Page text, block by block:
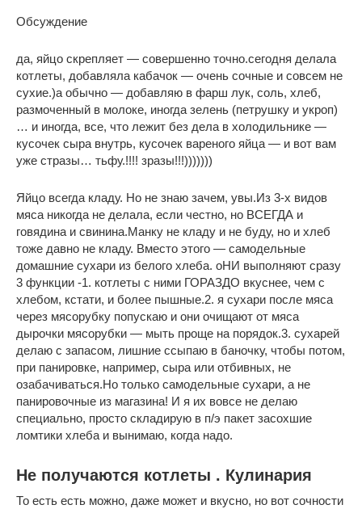
Обсуждение
да, яйцо скрепляет — совершенно точно.сегодня делала
котлеты, добавляла кабачок — очень сочные и совсем не
сухие.)а обычно — добавляю в фарш лук, соль, хлеб,
размоченный в молоке, иногда зелень (петрушку и укроп)
… и иногда, все, что лежит без дела в холодильнике —
кусочек сыра внутрь, кусочек вареного яйца — и вот вам
уже стразы… тьфу.!!!! зразы!!!)))))))
Яйцо всегда кладу. Но не знаю зачем, увы.Из 3-х видов
мяса никогда не делала, если честно, но ВСЕГДА и
говядина и свинина.Манку не кладу и не буду, но и хлеб
тоже давно не кладу. Вместо этого — самодельные
домашние сухари из белого хлеба. оНИ выполняют сразу
3 функции -1. котлеты с ними ГОРАЗДО вкуснее, чем с
хлебом, кстати, и более пышные.2. я сухари после мяса
через мясорубку попускаю и они очищают от мяса
дырочки мясорубки — мыть проще на порядок.3. сухарей
делаю с запасом, лишние ссыпаю в баночку, чтобы потом,
при панировке, например, сыра или отбивных, не
озабачиваться.Но только самодельные сухари, а не
панировочные из магазина! И я их вовсе не делаю
специально, просто складирую в п/э пакет засохшие
ломтики хлеба и вынимаю, когда надо.
Не получаются котлеты . Кулинария
То есть есть можно, даже может и вкусно, но вот сочности